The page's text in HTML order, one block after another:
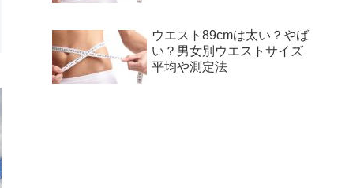
ウエスト89cmは太い？やば
い？男女別ウエストサイズ
平均や測定法